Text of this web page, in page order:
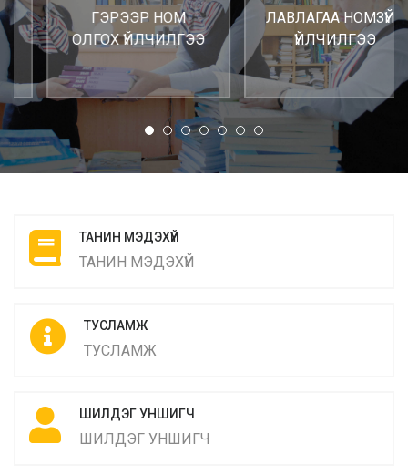
ГЭРЭЭР НОМ
ОЛГОХ ҮЙЛЧИЛГЭЭ
ЛАВЛАГАА НОМЗҮЙН
ҮЙЛЧИЛГЭЭ
ТАНИН МЭДЭХҮЙ
ТАНИН МЭДЭХҮЙ
ТУСЛАМЖ
ТУСЛАМЖ
ШИЛДЭГ УНШИГЧ
ШИЛДЭГ УНШИГЧ